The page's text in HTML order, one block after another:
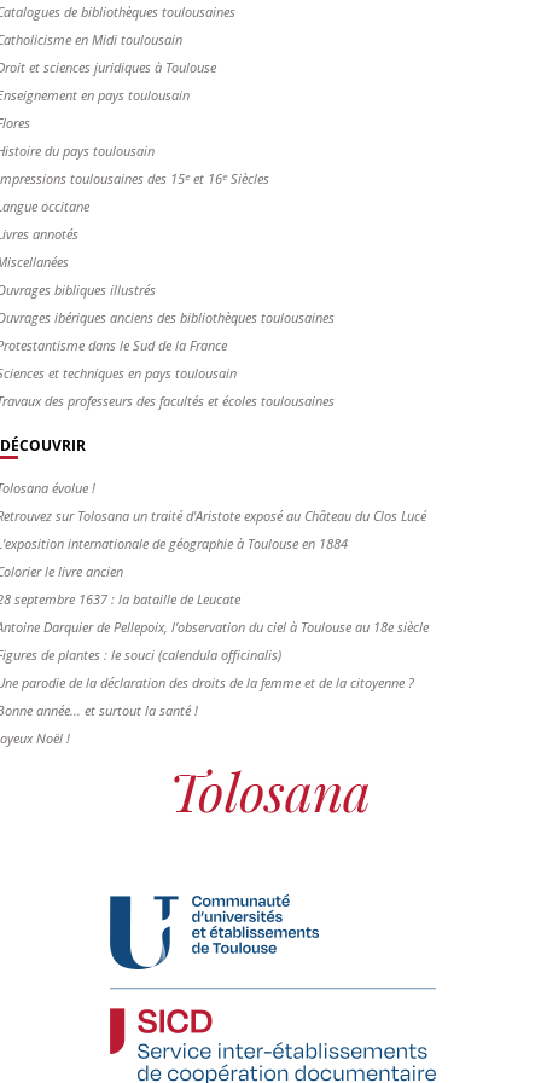
de bibliothèques toulousaines
en Midi toulousain
et sciences juridiques à Toulouse
en pays toulousain
du pays toulousain
toulousaines des 15ᵉ et 16ᵉ Siècles
occitane
annotés
bibliques illustrés
ibériques anciens des bibliothèques toulousaines
dans le Sud de la France
et techniques en pays toulousain
des professeurs des facultés et écoles toulousaines
DÉCOUVRIR
évolue !
sur Tolosana un traité d'Aristote exposé au Château du Clos Lucé
internationale de géographie à Toulouse en 1884
le livre ancien
septembre 1637 : la bataille de Leucate
Darquier de Pellepoix, l’observation du ciel à Toulouse au 18e siècle
de plantes : le souci (calendula officinalis)
parodie de la déclaration des droits de la femme et de la citoyenne ?
année... et surtout la santé !
Noël !